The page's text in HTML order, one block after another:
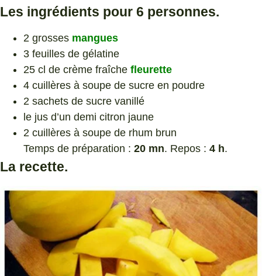
Les ingrédients pour 6 personnes.
2 grosses mangues
3 feuilles de gélatine
25 cl de crème fraîche fleurette
4 cuillères à soupe de sucre en poudre
2 sachets de sucre vanillé
le jus d’un demi citron jaune
2 cuillères à soupe de rhum brun
Temps de préparation : 20 mn. Repos : 4 h.
La recette.